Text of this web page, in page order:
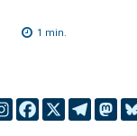
1 min.